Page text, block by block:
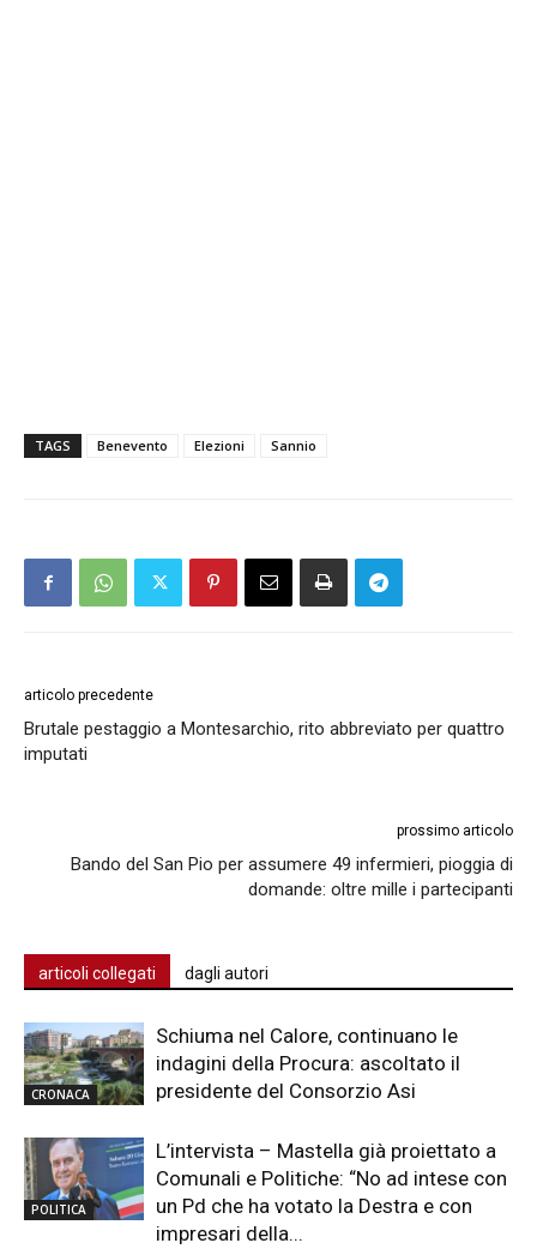
TAGS Benevento Elezioni Sannio
articolo precedente
Brutale pestaggio a Montesarchio, rito abbreviato per quattro
imputati
prossimo articolo
Bando del San Pio per assumere 49 infermieri, pioggia di
domande: oltre mille i partecipanti
articoli collegati dagli autori
CRONACA
Schiuma nel Calore, continuano le
indagini della Procura: ascoltato il
presidente del Consorzio Asi
POLITICA
L’intervista – Mastella già proiettato a
Comunali e Politiche: “No ad intese con
un Pd che ha votato la Destra e con
impresari della...